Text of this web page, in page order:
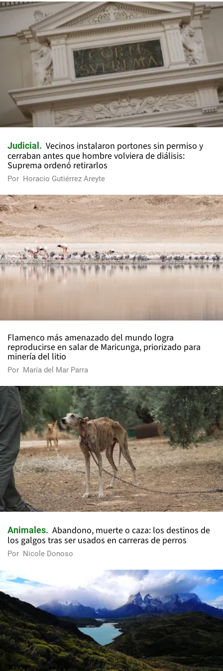
Judicial
Vecinos instalaron portones sin permiso y
cerraban antes que hombre volviera de diálisis:
Suprema ordenó retirarlos
Por Horacio Gutiérrez Areyte
Flamenco más amenazado del mundo logra
reproducirse en salar de Maricunga, priorizado para
minería del litio
Por María del Mar Parra
Animales
Abandono, muerte o caza: los destinos de
los galgos tras ser usados en carreras de perros
Por Nicole Donoso